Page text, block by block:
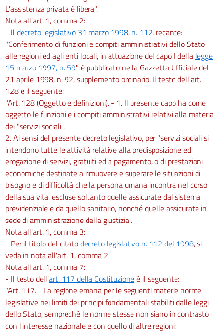
L'assistenza privata è libera".
Nota all'art. 1, comma 2:
- Il decreto legislativo 31 marzo 1998, n. 112, recante:
"Conferimento di funzioni e compiti amministrativi dello Stato
alle regioni ed agli enti locali, in attuazione del capo I della legge
15 marzo 1997, n. 59" è pubblicato nella Gazzetta Ufficiale del
21 aprile 1998, n. 92, supplemento ordinario. Il testo dell'art.
128 è il seguente:
"Art. 128 (Oggetto e definizioni). - 1. Il presente capo ha come
oggetto le funzioni e i compiti amministrativi relativi alla materia
dei "servizi sociali .
2. Ai sensi del presente decreto legislativo, per "servizi sociali si
intendono tutte le attività relative alla predisposizione ed
erogazione di servizi, gratuiti ed a pagamento, o di prestazioni
economiche destinate a rimuovere e superare le situazioni di
bisogno e di difficoltà che la persona umana incontra nel corso
della sua vita, escluse soltanto quelle assicurate dal sistema
previdenziale e da quello sanitario, nonché quelle assicurate in
sede di amministrazione della giustizia".
Nota all'art. 1, comma 3:
- Per il titolo del citatodecreto legislativo n. 112 del 1998, si
veda in nota all'art. 1, comma 2.
Nota all'art. 1, comma 7:
- Il testo dell'art. 117 della Costituzioneè il seguente:
"Art. 117. - La regione emana per le seguenti materie norme
legislative nei limiti dei principi fondamentali stabiliti dalle leggi
dello Stato, semprechè le norme stesse non siano in contrasto
con l'interesse nazionale e con quello di altre regioni: